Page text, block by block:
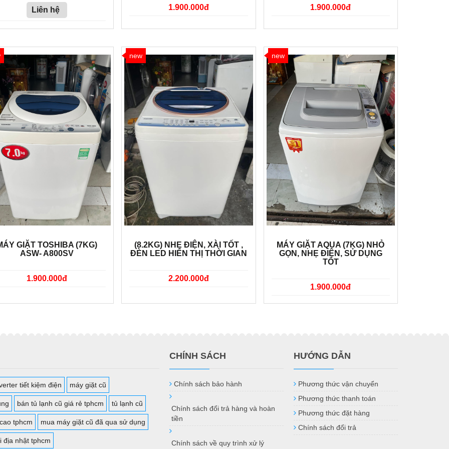
Liên hệ 1.900.000đ 1.900.000đ
GIẶT TOSHIBA (7KG)
ASW- A800SV
1.900.000đ
new
(8.2KG) NHẸ ĐIỆN, XÀI TỐT ,
ĐÈN LED HIỂN THỊ THỜI GIAN
2.200.000đ
new
MÁY GIẶT AQUA (7KG) NHỎ
GỌN, NHẸ ĐIỆN, SỬ DỤNG
TỐT
1.900.000đ
tiết kiệm điện máy giặt cũ
bán tủ lạnh cũ giá rẻ tphcm tủ lạnh cũ
tphcm mua máy giặt cũ đã qua sử dụng
địa nhật tphcm
CHÍNH SÁCH
Chính sách bảo hành
Chính sách đổi trả hàng và hoàn
tiền
Chính sách về quy trình xử lý
HƯỚNG DẪN
Phương thức vận chuyển
Phương thức thanh toán
Phương thức đặt hàng
Chính sách đổi trả